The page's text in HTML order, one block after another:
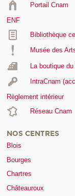
Portail Cnam
ENF
Bibliothèque
Musée des
La boutique
IntraCnam
Règlement intérieur
Réseau Cnam
NOS CENTRES
Blois
Bourges
Chartres
Châteauroux